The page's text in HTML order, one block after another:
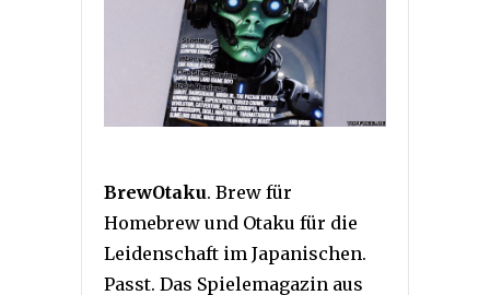
BrewOtaku. Brew für
Homebrew und Otaku für die
Leidenschaft im Japanischen.
Passt. Das Spielemagazin aus